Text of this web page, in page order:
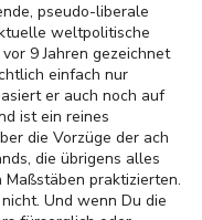
pseudo-liberale
weltpolitische
9 Jahren gezeichnet
einfach nur
er auch noch auf
ist ein reines
die Vorzüge der ach
die übrigens alles
praktizierten.
Und wenn Du die